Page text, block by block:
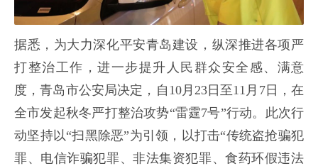
据悉，为大力深化平安青岛建设，纵深推进各项严
打整治工作，进一步提升人民群众安全感、满意
度，青岛市公安局决定，自10月23日至11月7日，在
全市发起秋冬严打整治攻势“雷霆7号”行动。此次行
动坚持以“扫黑除恶”为引领，以打击“传统盗抢骗犯
罪、电信诈骗犯罪、非法集资犯罪、食药环假违法